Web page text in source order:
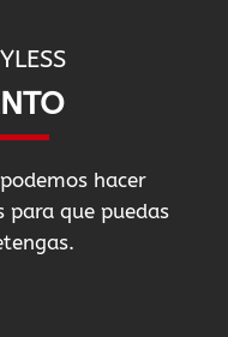
hacer
para que puedas